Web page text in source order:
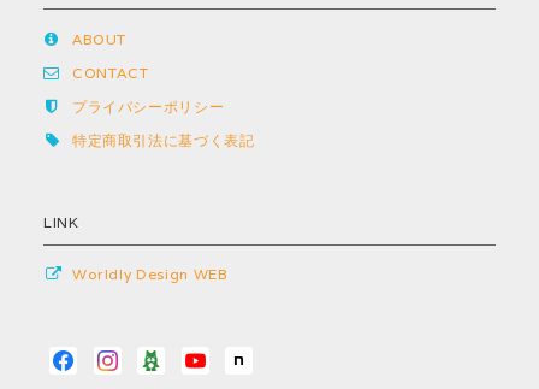
ABOUT
CONTACT
プライバシーポリシー
特定商取引法に基づく表記
LINK
Worldly Design WEB